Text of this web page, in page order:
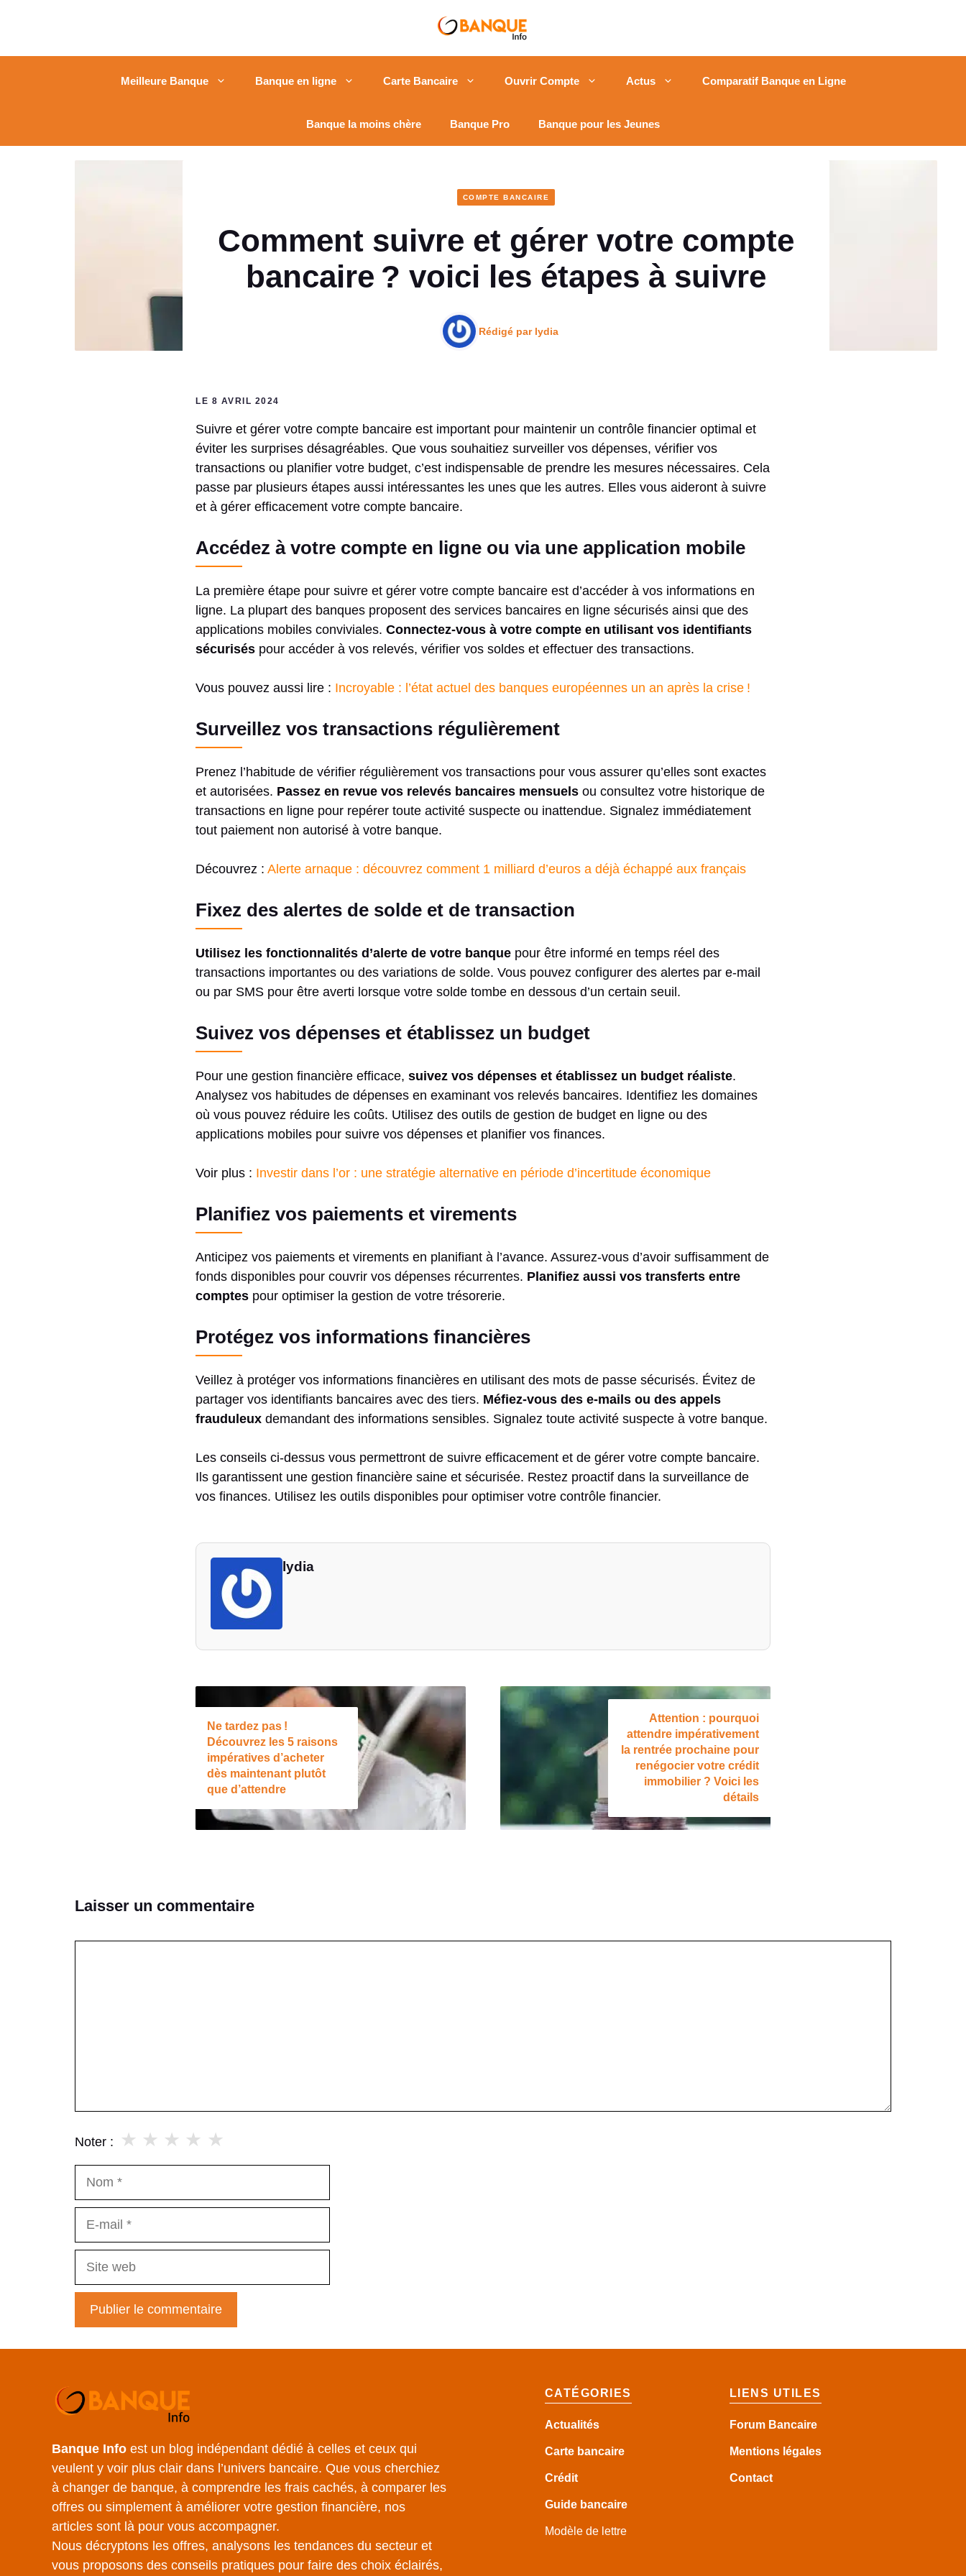
Meilleure Banque Banque en ligne Carte Bancaire Ouvrir Compte Actus Comparatif Banque en Ligne
Banque la moins chère Banque Pro Banque pour les Jeunes
COMPTE BANCAIRE
Comment suivre et gérer votre compte
bancaire ? voici les étapes à suivre
Rédigé par lydia
LE 8 AVRIL 2024
Suivre et gérer votre compte bancaire est important pour maintenir un contrôle financier optimal et
éviter les surprises désagréables. Que vous souhaitiez surveiller vos dépenses, vérifier vos
transactions ou planifier votre budget, c’est indispensable de prendre les mesures nécessaires. Cela
passe par plusieurs étapes aussi intéressantes les unes que les autres. Elles vous aideront à suivre
et à gérer efficacement votre compte bancaire.
Accédez à votre compte en ligne ou via une application mobile
La première étape pour suivre et gérer votre compte bancaire est d’accéder à vos informations en
ligne. La plupart des banques proposent des services bancaires en ligne sécurisés ainsi que des
applications mobiles conviviales. Connectez-vous à votre compte en utilisant vos identifiants
sécurisés pour accéder à vos relevés, vérifier vos soldes et effectuer des transactions.
Vous pouvez aussi lire : Incroyable : l’état actuel des banques européennes un an après la crise !
Surveillez vos transactions régulièrement
Prenez l’habitude de vérifier régulièrement vos transactions pour vous assurer qu’elles sont exactes
et autorisées. Passez en revue vos relevés bancaires mensuels ou consultez votre historique de
transactions en ligne pour repérer toute activité suspecte ou inattendue. Signalez immédiatement
tout paiement non autorisé à votre banque.
Découvrez : Alerte arnaque : découvrez comment 1 milliard d’euros a déjà échappé aux français
Fixez des alertes de solde et de transaction
Utilisez les fonctionnalités d’alerte de votre banque pour être informé en temps réel des
transactions importantes ou des variations de solde. Vous pouvez configurer des alertes par e-mail
ou par SMS pour être averti lorsque votre solde tombe en dessous d’un certain seuil.
Suivez vos dépenses et établissez un budget
Pour une gestion financière efficace, suivez vos dépenses et établissez un budget réaliste.
Analysez vos habitudes de dépenses en examinant vos relevés bancaires. Identifiez les domaines
où vous pouvez réduire les coûts. Utilisez des outils de gestion de budget en ligne ou des
applications mobiles pour suivre vos dépenses et planifier vos finances.
Voir plus : Investir dans l’or : une stratégie alternative en période d’incertitude économique
Planifiez vos paiements et virements
Anticipez vos paiements et virements en planifiant à l’avance. Assurez-vous d’avoir suffisamment de
fonds disponibles pour couvrir vos dépenses récurrentes. Planifiez aussi vos transferts entre
comptes pour optimiser la gestion de votre trésorerie.
Protégez vos informations financières
Veillez à protéger vos informations financières en utilisant des mots de passe sécurisés. Évitez de
partager vos identifiants bancaires avec des tiers. Méfiez-vous des e-mails ou des appels
frauduleux demandant des informations sensibles. Signalez toute activité suspecte à votre banque.
Les conseils ci-dessus vous permettront de suivre efficacement et de gérer votre compte bancaire.
Ils garantissent une gestion financière saine et sécurisée. Restez proactif dans la surveillance de
vos finances. Utilisez les outils disponibles pour optimiser votre contrôle financier.
lydia
Ne tardez pas !
Découvrez les 5 raisons
impératives d’acheter
dès maintenant plutôt
que d’attendre
Attention : pourquoi
attendre impérativement
la rentrée prochaine pour
renégocier votre crédit
immobilier ? Voici les
détails
Laisser un commentaire
Noter : ★
★
★
★
★
Site
Banque Info est un blog indépendant dédié à celles et ceux qui
veulent y voir plus clair dans l’univers bancaire. Que vous cherchiez
à changer de banque, à comprendre les frais cachés, à comparer les
offres ou simplement à améliorer votre gestion financière, nos
articles sont là pour vous accompagner.
Nous décryptons les offres, analysons les tendances du secteur et
vous proposons des conseils pratiques pour faire des choix éclairés,
CATÉGORIES
Actualités
Carte bancaire
Crédit
Guide bancaire
Modèle de lettre
LIENS UTILES
Forum Bancaire
Mentions légales
Contact